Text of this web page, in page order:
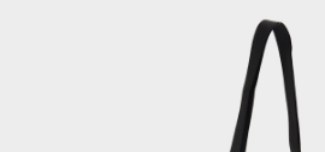
３．未成年的使用者請事先徵得法定代理人
「AFTEE先享後付」，若未經同意申辦者引起
４．使用「AFTEE先享後付」時，將依據個
時審查核予不同之上限額度；若仍有額度不足
５．嚴禁一人註冊多個帳號或使用他人資訊註
每筆NT$80，滿NT$1,000(含以上)免運費